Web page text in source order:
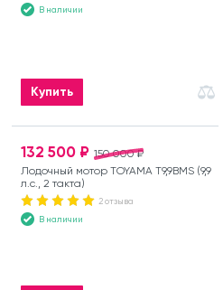
В наличии
Купить
150 000 ₽
132 500 ₽
Лодочный мотор TOYAMA T9,9BMS (9,9
л.с., 2 такта)
2 отзыва
В наличии